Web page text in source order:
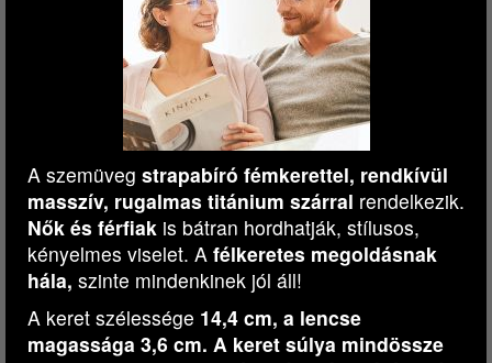
A szemüveg strapabíró fémkerettel, rendkívül
masszív, rugalmas titánium szárral rendelkezik.
Nők és férfiak is bátran hordhatják, stílusos,
kényelmes viselet. A félkeretes megoldásnak
hála, szinte mindenkinek jól áll!
A keret szélessége 14,4 cm, a lencse
magassága 3,6 cm. A keret súlya mindössze